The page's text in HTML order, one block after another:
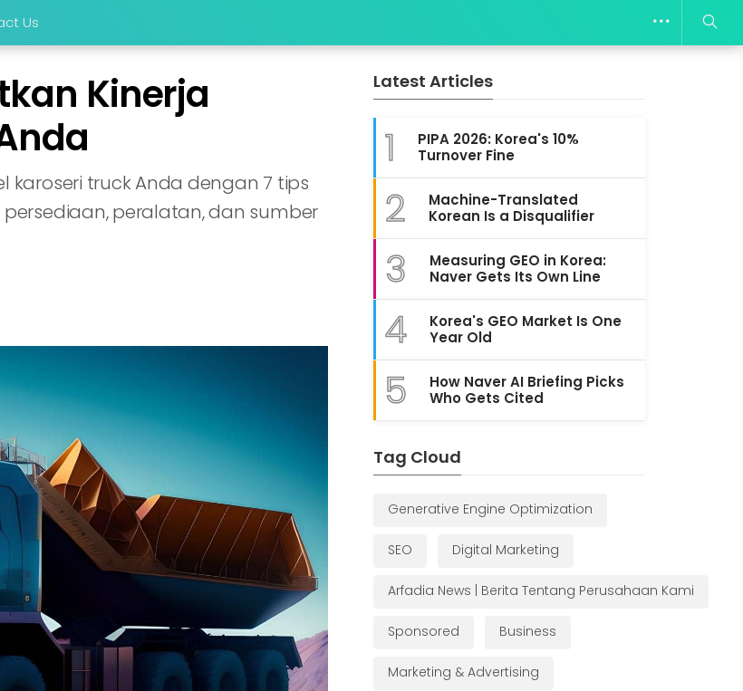
Us
Kinerja
karoseri truck Anda dengan 7 tips
peralatan, dan sumber
Latest Articles
1
PIPA 2026: Korea's 10%
Turnover Fine
2
Machine-Translated
Korean Is a Disqualifier
3
Measuring GEO in Korea:
Naver Gets Its Own Line
4
Korea's GEO Market Is One
Year Old
5
How Naver AI Briefing Picks
Who Gets Cited
Tag Cloud
Generative Engine Optimization
SEO Digital Marketing
Arfadia News | Berita Tentang Perusahaan Kami
Sponsored Business
Marketing & Advertising